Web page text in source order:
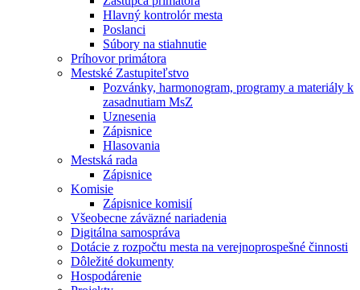
Hlavný kontrolór mesta
Poslanci
Súbory na stiahnutie
Príhovor primátora
Mestské Zastupiteľstvo
Pozvánky, harmonogram, programy a materiály k
zasadnutiam MsZ
Uznesenia
Zápisnice
Hlasovania
Mestská rada
Zápisnice
Komisie
Zápisnice komisií
Všeobecne záväzné nariadenia
Digitálna samospráva
Dotácie z rozpočtu mesta na verejnoprospešné činnosti
Dôležité dokumenty
Hospodárenie